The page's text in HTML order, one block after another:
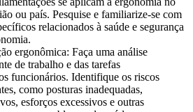
ou país. Pesquise e familiarize-se com
relacionados à saúde e segurança
ergonômica: Faça uma análise
de trabalho e das tarefas
funcionários. Identifique os riscos
como posturas inadequadas,
esforços excessivos e outras